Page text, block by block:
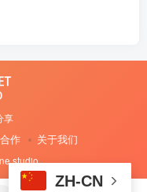
享
作 关于我们
studio·
ZH-CN
13